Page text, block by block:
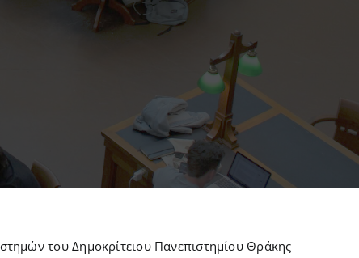
του Δημοκρίτειου Πανεπιστημίου Θράκης